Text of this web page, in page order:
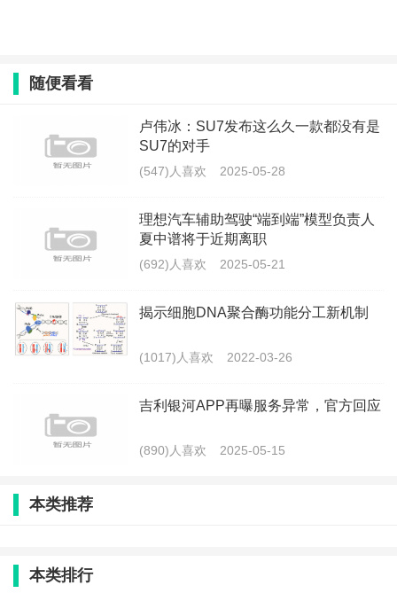
随便看看
卢伟冰：SU7发布这么久一款都没有是
SU7的对手
(547)人喜欢 2025-05-28
理想汽车辅助驾驶“端到端”模型负责人
夏中谱将于近期离职
(692)人喜欢 2025-05-21
揭示细胞DNA聚合酶功能分工新机制
(1017)人喜欢 2022-03-26
吉利银河APP再曝服务异常，官方回应
(890)人喜欢 2025-05-15
本类推荐
本类排行